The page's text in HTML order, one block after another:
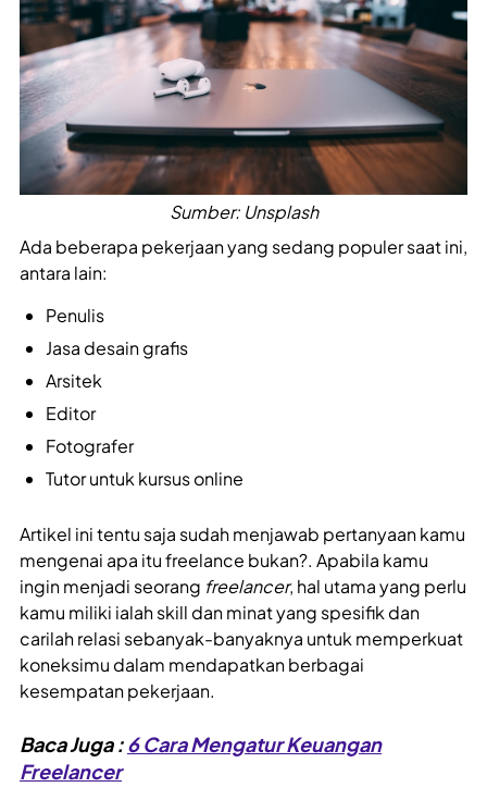
Sumber: Unsplash
Ada beberapa pekerjaan yang sedang populer saat ini,
antara lain:
Penulis
Jasa desain grafis
Arsitek
Editor
Fotografer
Tutor untuk kursus online
Artikel ini tentu saja sudah menjawab pertanyaan kamu
mengenai apa itu freelance bukan?. Apabila kamu
ingin menjadi seorang freelancer, hal utama yang perlu
kamu miliki ialah skill dan minat yang spesifik dan
carilah relasi sebanyak-banyaknya untuk memperkuat
koneksimu dalam mendapatkan berbagai
kesempatan pekerjaan.
Baca Juga :6 Cara Mengatur Keuangan
Freelancer